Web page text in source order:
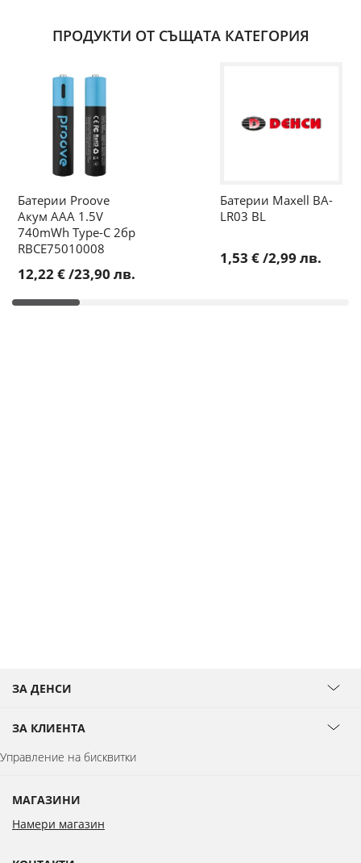
ПРОДУКТИ ОТ СЪЩАТА КАТЕГОРИЯ
Батерии Proove
Акум AAА 1.5V
740mWh Type-C 2бр
RBCE75010008
12,22 €/23,90 лв.
Батерии Maxell BA-
LR03 BL
1,53 €/2,99 лв.
ЗА ДЕНСИ
ЗА КЛИЕНТА
Управление на бисквитки
МАГАЗИНИ
Намери магазин